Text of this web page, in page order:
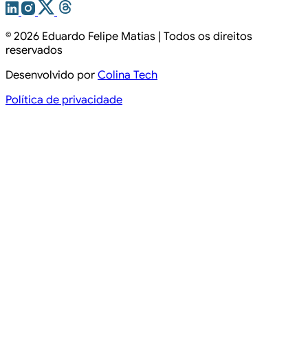
© 2026 Eduardo Felipe Matias | Todos os direitos
reservados
Desenvolvido por Colina Tech
Política de privacidade